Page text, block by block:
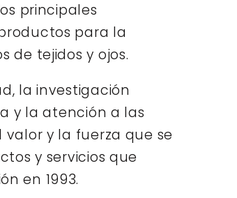
principales
para la
de tejidos y ojos.
la investigación
y la atención a las
y la fuerza que se
y servicios que
en 1993.